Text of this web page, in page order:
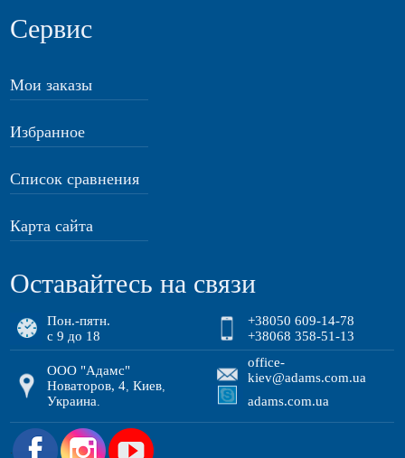
Сервис
Мои заказы
Избранное
Список сравнения
Карта сайта
Оставайтесь на связи
Пон.-пятн.
с 9 до 18
+38050 609-14-78
+38068 358-51-13
ООО "Адамс"
Новаторов, 4 ,Киев
Украина
office-
kiev@adams.com.ua
adams.com.ua
.